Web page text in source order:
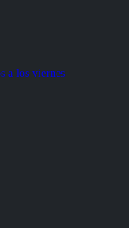
a los viernes